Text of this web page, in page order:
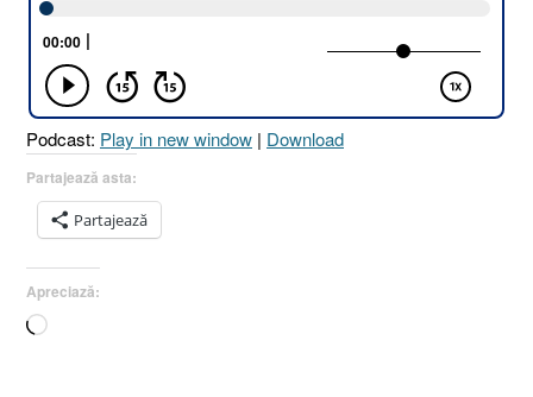
Geneza
42.36]
Podcast: Play in new window | Download
Partajează asta:
Partajează
Apreciază:
Încarc...